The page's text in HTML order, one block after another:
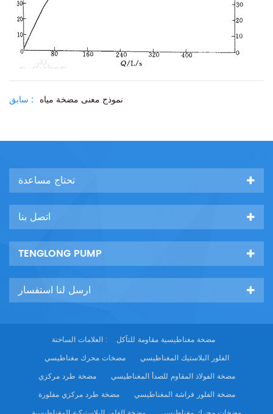
سابق : نموذج معنى مضخة مياه
تحتاج مساعدة
اتصل بنا
TENGLONG PUMP
ارسل لنا استفسار
العلامات الساخنة :
مضخة مغناطيسية مقاومة للتآكل
مضخات محرك مغناطيسي
الفلور البلاستيك المغناطيسي
مضخة طرد مركزي
مضخة الفولاذ المقاوم للصدأ المغناطيسي
مضخة طرد مركزي مفلورة
مضخة الفلور فراشة المغناطيسي